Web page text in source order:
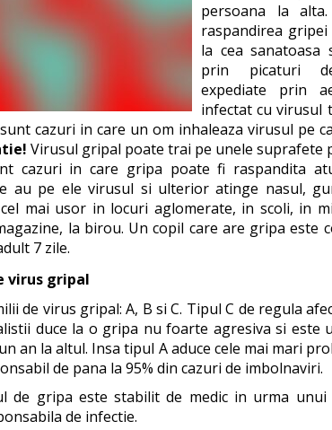
persoana la
raspandirea
la cea
prin picaturi
expediate prin
infectat cu virusul
cazuri in care un om inhaleaza virusul pe
Virusul gripal poate trai pe unele suprafete
cazuri in care gripa poate fi raspandita
au pe ele virusul si ulterior atinge nasul,
mai usor in locuri aglomerate, in scoli, in
la birou. Un copil care are gripa este
7 zile.
virus gripal
de virus gripal: A, B si C. Tipul C de regula
duce la o gripa nu foarte agresiva si este
an la altul. Insa tipul A aduce cele mai mari
de pana la 95% din cazuri de imbolnaviri.
de gripa este stabilit de medic in urma
de infectie.